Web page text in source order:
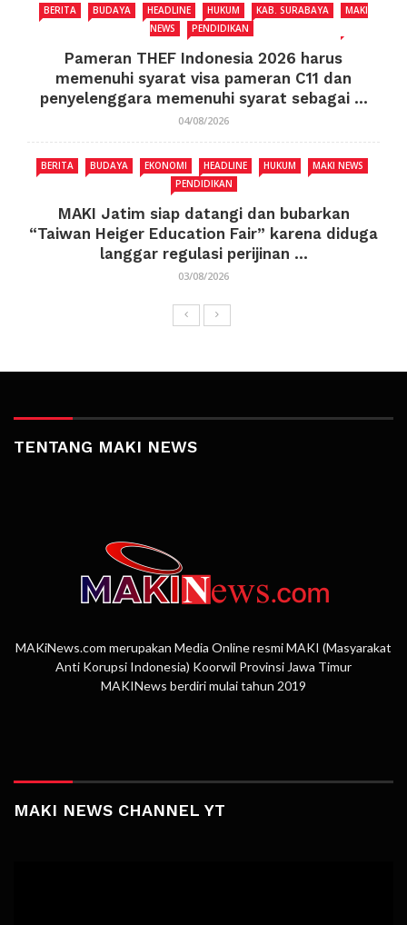
BERITA BUDAYA HEADLINE HUKUM KAB. SURABAYA
MAKI
NEWS
PENDIDIKAN
Pameran THEF Indonesia 2026 harus
memenuhi syarat visa pameran C11 dan
penyelenggara memenuhi syarat sebagai ...
04/08/2026
BERITA BUDAYA EKONOMI HEADLINE HUKUM
MAKI NEWS
PENDIDIKAN
MAKI Jatim siap datangi dan bubarkan
“Taiwan Heiger Education Fair” karena diduga
langgar regulasi perijinan ...
03/08/2026
TENTANG MAKI NEWS
MAKiNews.com merupakan Media Online resmi MAKI (Masyarakat
Anti Korupsi Indonesia) Koorwil Provinsi Jawa Timur
MAKINews berdiri mulai tahun 2019
MAKI NEWS CHANNEL YT